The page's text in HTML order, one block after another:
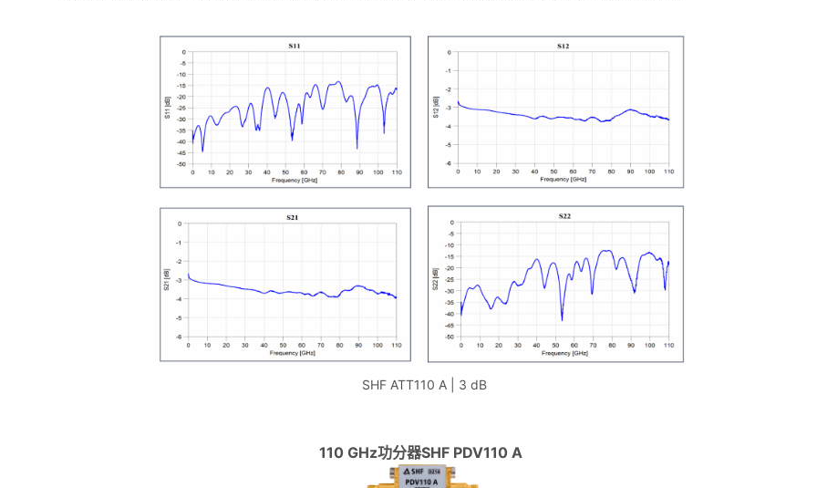
SHF ATT110 A | 3 dB
110 GHz功分器SHF PDV110 A